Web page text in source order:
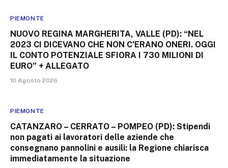
PIEMONTE
NUOVO REGINA MARGHERITA, VALLE (PD): “NEL
2023 CI DICEVANO CHE NON C’ERANO ONERI. OGGI
IL CONTO POTENZIALE SFIORA I 730 MILIONI DI
EURO” + ALLEGATO
10 Agosto 2026
PIEMONTE
CATANZARO – CERRATO – POMPEO (PD): Stipendi
non pagati ai lavoratori delle aziende che
consegnano pannolini e ausili: la Regione chiarisca
immediatamente la situazione